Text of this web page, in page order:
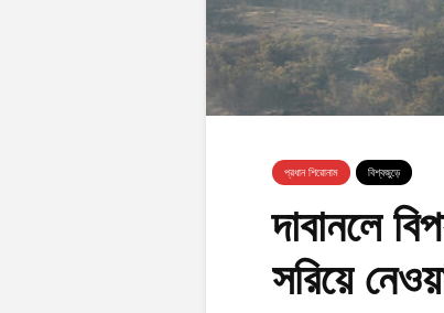
প্রধান শিরোনাম বিশ্বজুড়ে
দাবানলে
সরিয়ে